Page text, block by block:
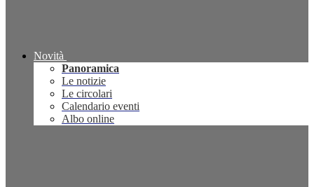
Novità
Panoramica
Le notizie
Le circolari
Calendario eventi
Albo online